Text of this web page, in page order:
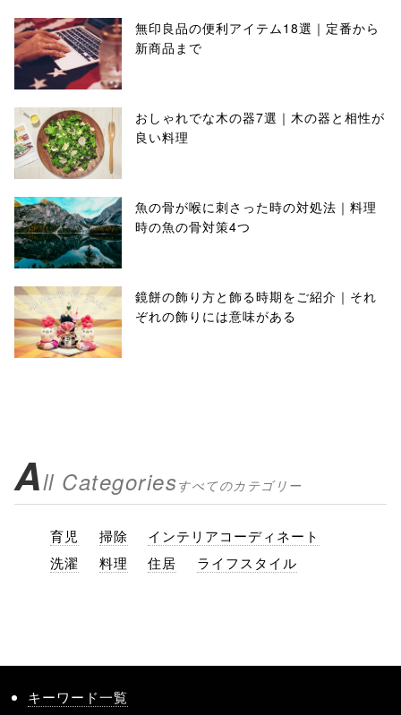
無印良品の便利アイテム18選｜定番から
新商品まで
おしゃれでな木の器7選｜木の器と相性が
良い料理
魚の骨が喉に刺さった時の対処法｜料理
時の魚の骨対策4つ
鏡餅の飾り方と飾る時期をご紹介｜それ
ぞれの飾りには意味がある
All Categoriesすべてのカテゴリー
育児 掃除
インテリアコーディネート
洗濯
料理 住居 ライフスタイル
キーワード一覧